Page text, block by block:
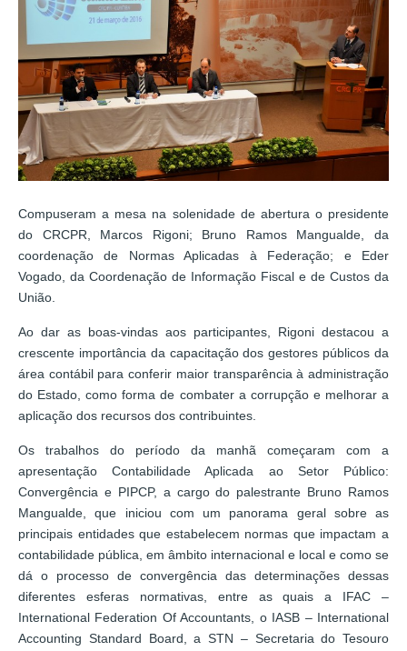
Compuseram a mesa na solenidade de abertura o presidente
do CRCPR, Marcos Rigoni; Bruno Ramos Mangualde, da
coordenação de Normas Aplicadas à Federação; e Eder
Vogado, da Coordenação de Informação Fiscal e de Custos da
União.
Ao dar as boas-vindas aos participantes, Rigoni destacou a
crescente importância da capacitação dos gestores públicos da
área contábil para conferir maior transparência à administração
do Estado, como forma de combater a corrupção e melhorar a
aplicação dos recursos dos contribuintes.
Os trabalhos do período da manhã começaram com a
apresentação Contabilidade Aplicada ao Setor Público:
Convergência e PIPCP, a cargo do palestrante Bruno Ramos
Mangualde, que iniciou com um panorama geral sobre as
principais entidades que estabelecem normas que impactam a
contabilidade pública, em âmbito internacional e local e como se
dá o processo de convergência das determinações dessas
diferentes esferas normativas, entre as quais a IFAC –
International Federation Of Accountants, o IASB – International
Accounting Standard Board, a STN – Secretaria do Tesouro